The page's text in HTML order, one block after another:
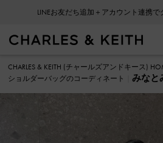
LINEお友だち追加＋アカウント連携で
CHARLES & KEITH (チャールズアンドキース)
ショルダーバッグのコーディネート
みなと